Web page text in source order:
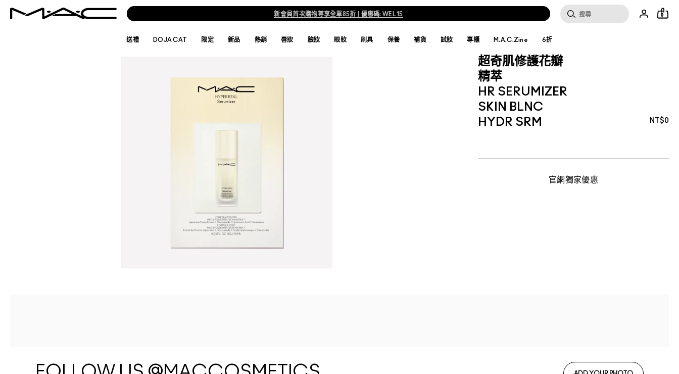
新會員首次購物尊享全單85折 | 優惠碼: WEL15 0
送禮 DOJA CAT 限定 新品 熱銷 唇妝 臉妝 眼妝 刷具 保養 補貨 試妝 專櫃 M.A.C.Zine 6折
超奇肌修護花瓣
精萃
HR SERUMIZER
SKIN BLNC
HYDR SRM
NT$0
官網獨家優惠